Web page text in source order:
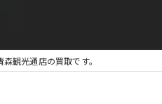
森観光通店の買取です。